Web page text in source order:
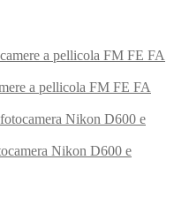
a pellicola FM FE FA
Nikon D600 e